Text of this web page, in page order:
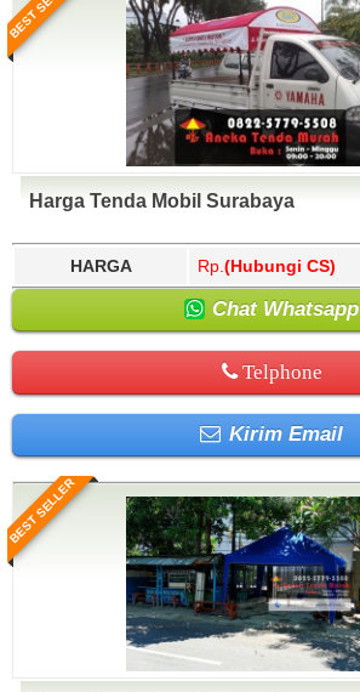
Harga Tenda Mobil Surabaya
HARGA Rp. (Hubungi CS)
Chat Whatsapp
Telphone
Kirim Email
BEST SELLER